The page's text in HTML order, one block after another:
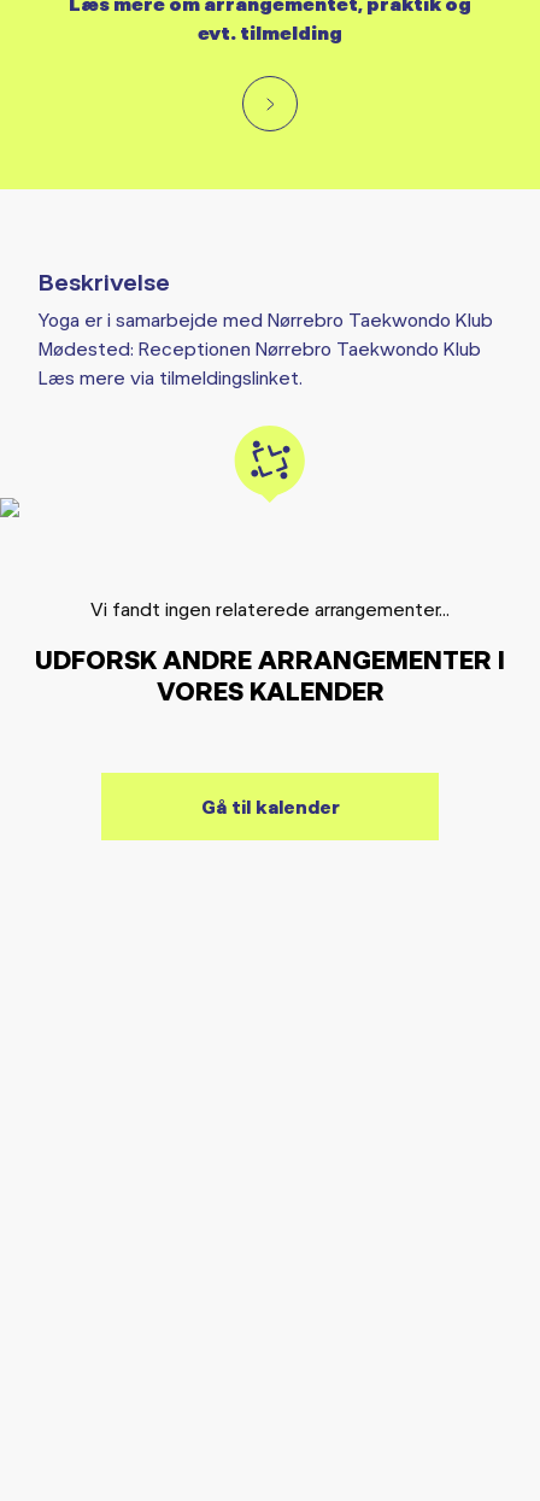
Beskrivelse
Yoga er i samarbejde med Nørrebro Taekwondo Klub
Mødested: Receptionen Nørrebro Taekwondo Klub
Læs mere via tilmeldingslinket.
evt. tilmelding
Vi fandt ingen relaterede arrangementer...
UDFORSK ANDRE ARRANGEMENTER I
VORES KALENDER
Gå til kalender